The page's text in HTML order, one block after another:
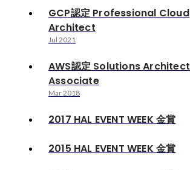
GCP認定 Professional Cloud
Architect
Jul 2021
AWS認定 Solutions Architect
Associate
Mar 2018
2017 HAL EVENT WEEK 金賞
2015 HAL EVENT WEEK 金賞